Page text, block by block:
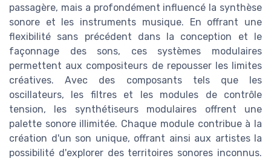
passagère, mais a profondément influencé la synthèse
sonore et les instruments musique. En offrant une
flexibilité sans précédent dans la conception et le
façonnage des sons, ces systèmes modulaires
permettent aux compositeurs de repousser les limites
créatives. Avec des composants tels que les
oscillateurs, les filtres et les modules de contrôle
tension, les synthétiseurs modulaires offrent une
palette sonore illimitée. Chaque module contribue à la
création d'un son unique, offrant ainsi aux artistes la
possibilité d'explorer des territoires sonores inconnus.